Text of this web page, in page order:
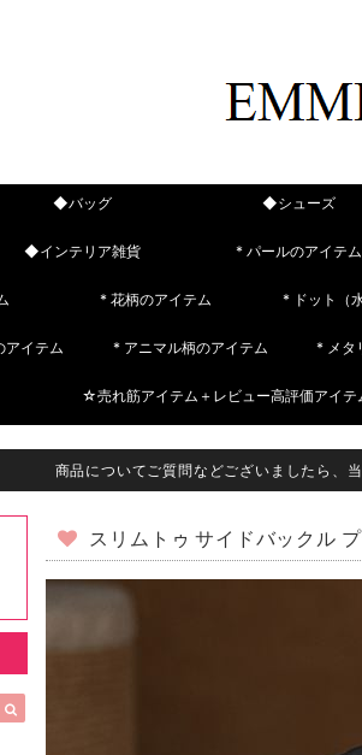
◆バッグ ◆シューズ
◆インテリア雑貨 * パールのアイテム
* 花柄のアイテム * ドット（
アイテム * アニマル柄のアイテム * メタ
☆売れ筋アイテム＋レビュー高評価アイ
商品についてご質問などございましたら、
スリムトゥ サイドバックル